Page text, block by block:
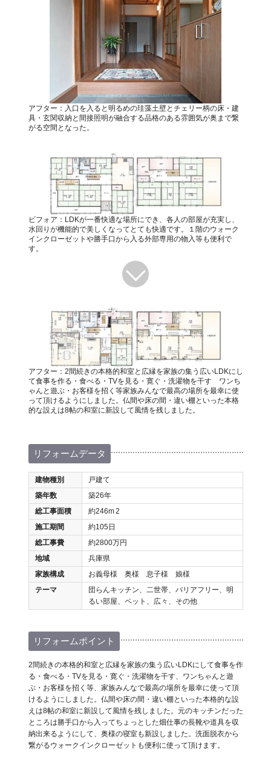
アフター：入口を入ると明るめの珪藻土壁とチェリー柄の床・建
具・玄関収納と間接照明が融合する品格のある雰囲気が奥まで繋
がる空間となった。
ビフォア：LDKが一番快適な場所にでき、各人の部屋が充実し、
水回りが機能的で美しくなってとても快適です。１階のウォーク
インクローゼットや勝手口から入る外部専用の物入等も便利で
す。
アフター：2間続きの本格的和室と広縁を家族の集う広いLDKにし
て食事を作る・食べる・TVを見る・寛ぐ・洗濯物を干す ワンち
ゃんと遊ぶ・お客様を招く等家族みんなで最高の場所を最幸に使
って頂けるようにしました。仏間や床の間・違い棚といった本格
的な設えは8帖の和室に新設して風情を残しました。
リフォームデータ
建物種別
戸建て
築年数
築26年
総工事面積
約246m2
施工期間
約105日
総工事費
約2800万円
地域
兵庫県
家族構成
お義母様 奥様 息子様 娘様
テーマ
団らんキッチン、二世帯、バリアフリー、明
るい部屋、ペット、広々、その他
リフォームポイント
2間続きの本格的和室と広縁を家族の集う広いLDKにして食事を作
る・食べる・TVを見る・寛ぐ・洗濯物を干す、ワンちゃんと遊
ぶ・お客様を招く等、家族みんなで最高の場所を最幸に使って頂
けるようにしました。仏間や床の間・違い棚といった本格的な設
えは8帖の和室に新設して風情を残しました。元のキッチンだった
ところは勝手口から入ってちょっとした畑仕事の長靴や道具を収
納出来るようにして、奥様の寝室も新設しました。洗面脱衣から
繋がるウォークインクローゼットも便利に使って頂けます。